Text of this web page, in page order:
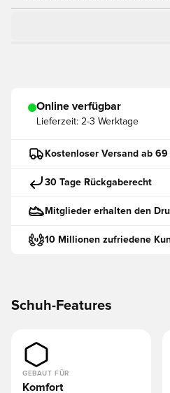
Online verfügbar
Lieferzeit: 2-3 Werktage
Kostenloser Versand ab
30 Tage Rückgaberecht
Mitglieder erhalten den
10 Millionen zufriedene
Schuh-Features
GEBAUT FÜR
Komfort